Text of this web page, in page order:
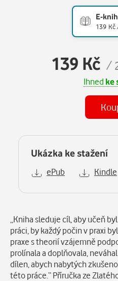
E-
139 Kč
139 Kč /
Ihned ke
Ukázka ke stažení
ePub Kindle
Popis
„Kniha sleduje cíl, aby učeň
práci, by každý počin v praxi
praxe s theorií vzájemně
prolínala a doplňovala,
dílen, abych nabytých
této práce.“ Příručka ze